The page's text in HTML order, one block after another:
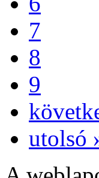
7
8
9
utolsó